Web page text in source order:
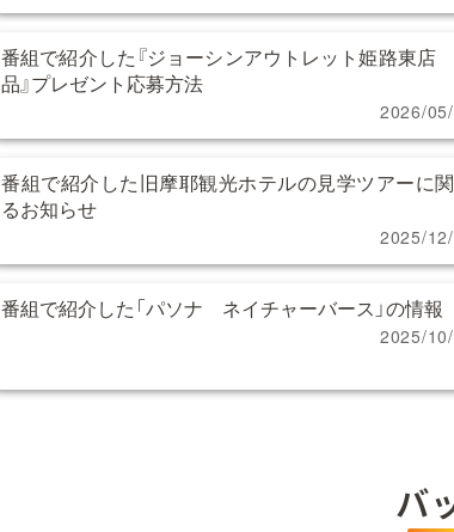
番組で紹介した『ジョーシンアウトレット姫路東
品』プレゼント応募方法
2026/
番組で紹介した旧摩耶観光ホテルの見学ツアーに
るお知らせ
2025/
番組で紹介した「パソナ ネイチャーバース」の情報
2025/
バ